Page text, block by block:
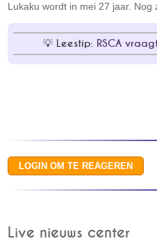
Lukaku wordt in mei 27 jaar. Nog
Leestip: RSCA
Live nieuws center